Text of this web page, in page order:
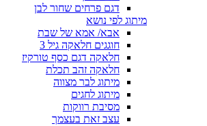
דגם פרחים שחור לבן
מיתוג לפי נושא
אבא/ אמא של שבת
חוגגים חלאקה גיל 3
חלאקה דגם כסף טורקיז
חלאקה זהב תכלת
מיתוג לבר מצווה
מיתוג לחגים
מסיבת רווקות
עצב זאת בעצמך